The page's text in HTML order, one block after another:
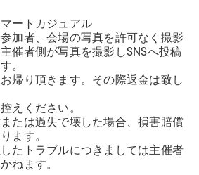
ートカジュアル
加者、会場の写真を許可なく撮影
催者側が写真を撮影しSNSへ投稿
。
帰り頂きます。その際返金は致し
えください。
たは過失で壊した場合、損害賠償
ます。
たトラブルにつきましては主催者
ねます。